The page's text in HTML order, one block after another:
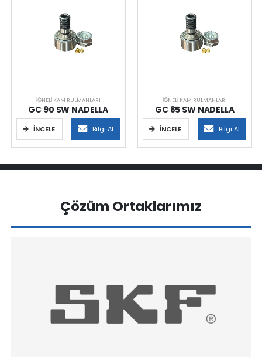
İĞNELI KAM RULMANLARI
GC 90 SW NADELLA
İNCELE Bilgi Al
İĞNELI KAM RULMANLARI
GC 85 SW NADELLA
İNCELE Bilgi Al
Çözüm Ortaklarımız